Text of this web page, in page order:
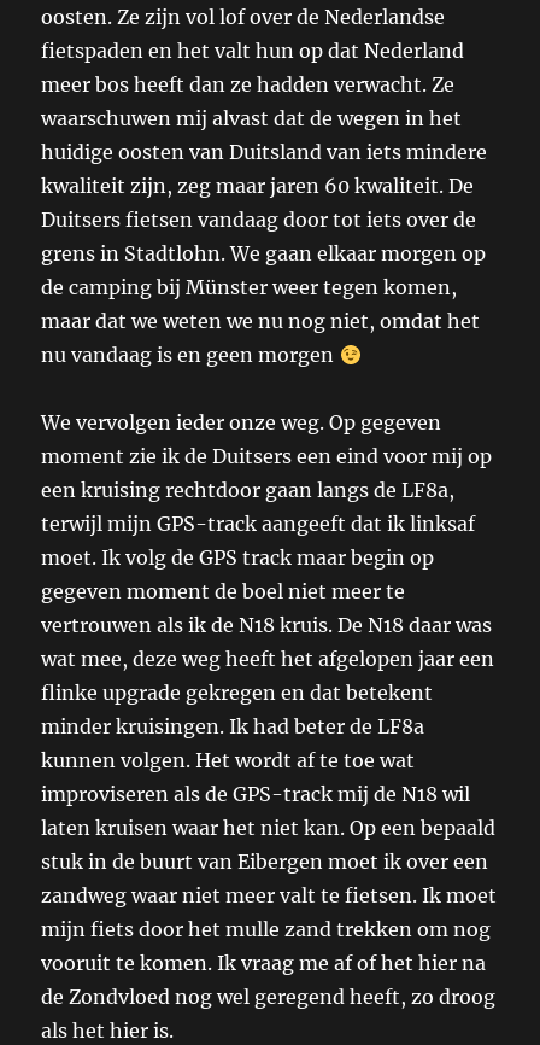
oosten. Ze zijn vol lof over de Nederlandse
fietspaden en het valt hun op dat Nederland
meer bos heeft dan ze hadden verwacht. Ze
waarschuwen mij alvast dat de wegen in het
huidige oosten van Duitsland van iets mindere
kwaliteit zijn, zeg maar jaren 60 kwaliteit. De
Duitsers fietsen vandaag door tot iets over de
grens in Stadtlohn. We gaan elkaar morgen op
de camping bij Münster weer tegen komen,
maar dat we weten we nu nog niet, omdat het
nu vandaag is en geen morgen
We vervolgen ieder onze weg. Op gegeven
moment zie ik de Duitsers een eind voor mij op
een kruising rechtdoor gaan langs de LF8a,
terwijl mijn GPS-track aangeeft dat ik linksaf
moet. Ik volg de GPS track maar begin op
gegeven moment de boel niet meer te
vertrouwen als ik de N18 kruis. De N18 daar was
wat mee, deze weg heeft het afgelopen jaar een
flinke upgrade gekregen en dat betekent
minder kruisingen. Ik had beter de LF8a
kunnen volgen. Het wordt af te toe wat
improviseren als de GPS-track mij de N18 wil
laten kruisen waar het niet kan. Op een bepaald
stuk in de buurt van Eibergen moet ik over een
zandweg waar niet meer valt te fietsen. Ik moet
mijn fiets door het mulle zand trekken om nog
vooruit te komen. Ik vraag me af of het hier na
de Zondvloed nog wel geregend heeft, zo droog
als het hier is.